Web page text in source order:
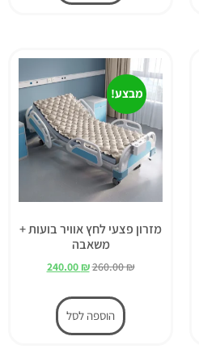
מבצע!
מזרון פצעי לחץ אוויר בועות +
משאבה
260.00₪
240.00₪
הוספה לסל